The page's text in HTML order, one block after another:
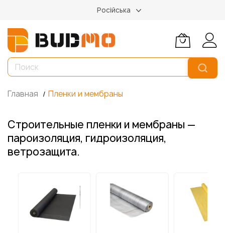
Російська
Главная Пленки и мембраны
Строительные пленки и мембраны —
пароизоляция, гидроизоляция,
ветрозащита.